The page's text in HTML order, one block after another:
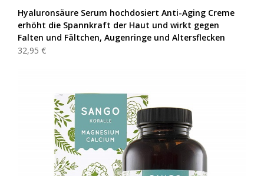
Hyaluronsäure Serum hochdosiert Anti-Aging Creme
erhöht die Spannkraft der Haut und wirkt gegen
Falten und Fältchen, Augenringe und Altersflecken
32,95 €